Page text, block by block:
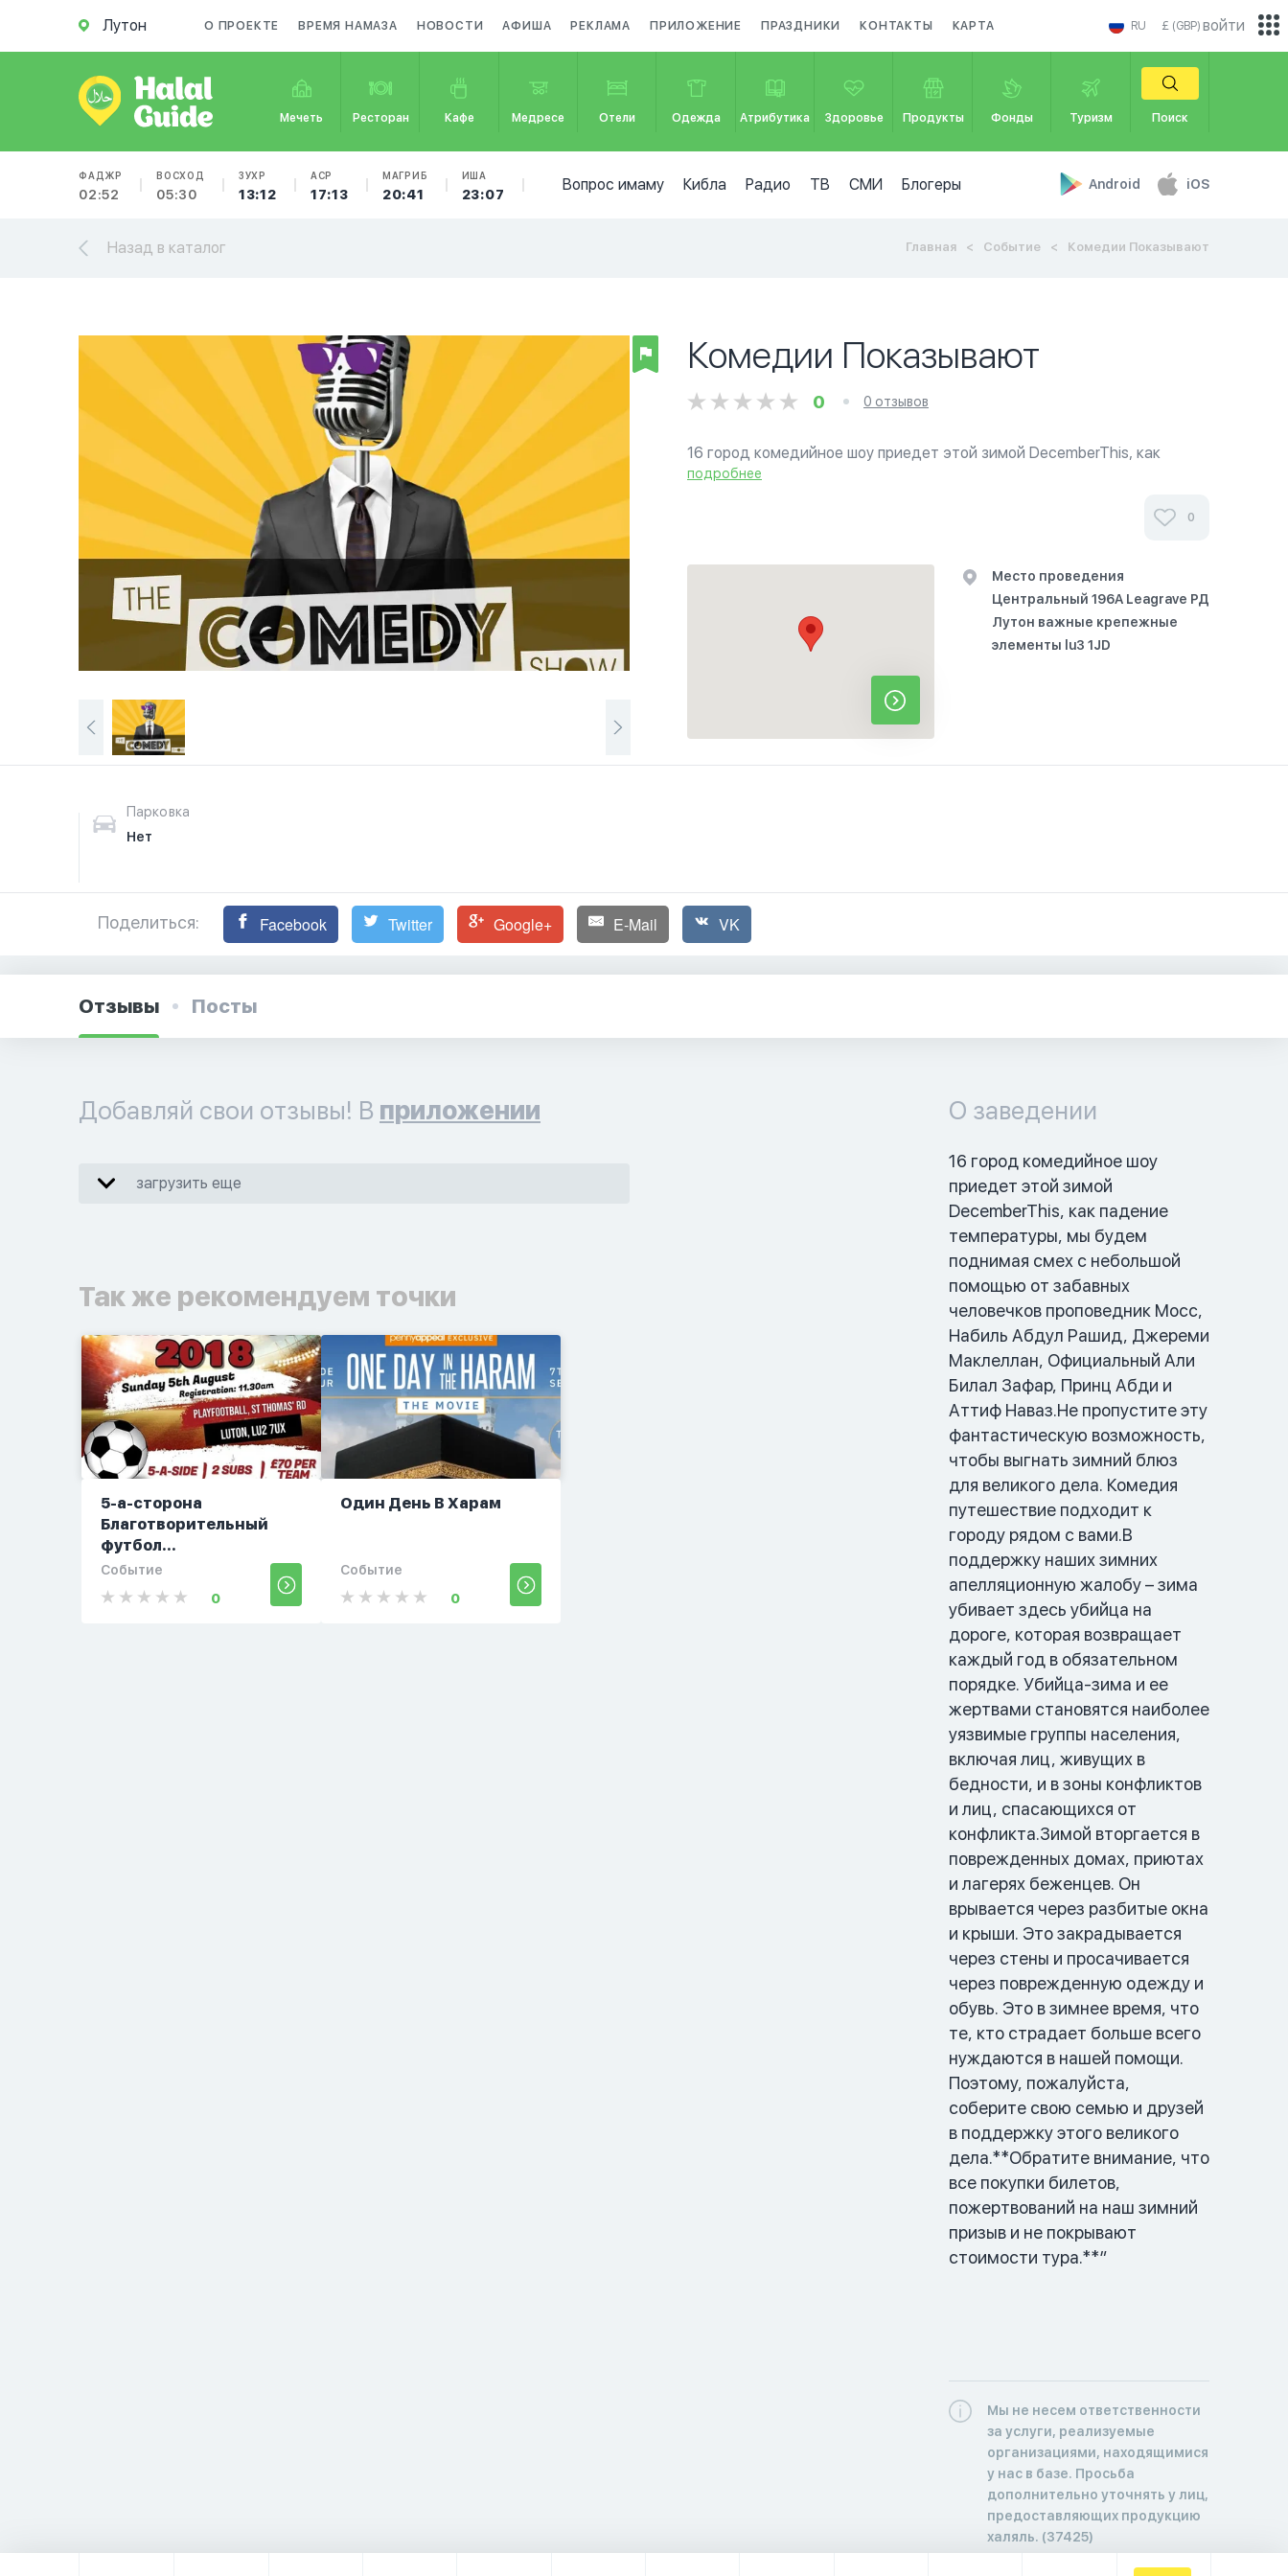
Лутон О ПРОЕКТЕ ВРЕМЯ НАМАЗА НОВОСТИ АФИША РЕКЛАМА ПРИЛОЖЕНИЕ ПРАЗДНИКИ КОНТАКТЫ КАРТА RU £ (GBP)
Мечеть Ресторан Кафе Медресе Отели Одежда Атрибутика Здоровье Продукты Фонды Туризм Поиск
ФАДЖР
02:52
ВОСХОД
05:30
ЗУХР
13:12
АСР
17:13
МАГРИБ
20:41
ИША
23:07
Вопрос имаму Кибла Радио ТВ СМИ Блогеры Android iOS
войти
Назад в каталог Главная Событие Комедии Показывают
Комедии Показывают
0 0 отзывов
16 город комедийное шоу приедет этой зимой DecemberThis, как
падение температуры, мы будем поднимая смех с небольшой помощью
подробнее
0
Место проведения
Центральный 196A Leagrave РД
Лутон важные крепежные
элементы lu3 1JD
Парковка
Нет
Поделиться: Facebook Twitter Google+ E-Mail VK
Отзывы Посты
Добавляй свои отзывы! В приложении
загрузить еще
Так же рекомендуем точки
5-а-сторона
Благотворительный
футбол...
Событие
0
Один День В Харам
Событие
0
О заведении
16 город комедийное шоу
приедет этой зимой
DecemberThis, как падение
температуры, мы будем
поднимая смех с небольшой
помощью от забавных
человечков проповедник Мосс,
Набиль Абдул Рашид, Джереми
Маклеллан, Официальный Али
Билал Зафар, Принц Абди и
Аттиф Наваз.Не пропустите эту
фантастическую возможность,
чтобы выгнать зимний блюз
для великого дела. Комедия
путешествие подходит к
городу рядом с вами.В
поддержку наших зимних
апелляционную жалобу – зима
убивает здесь убийца на
дороге, которая возвращает
каждый год в обязательном
порядке. Убийца-зима и ее
жертвами становятся наиболее
уязвимые группы населения,
включая лиц, живущих в
бедности, и в зоны конфликтов
и лиц, спасающихся от
конфликта.Зимой вторгается в
поврежденных домах, приютах
и лагерях беженцев. Он
врывается через разбитые окна
и крыши. Это закрадывается
через стены и просачивается
через поврежденную одежду и
обувь. Это в зимнее время, что
те, кто страдает больше всего
нуждаются в нашей помощи.
Поэтому, пожалуйста,
соберите свою семью и друзей
в поддержку этого великого
дела.**Обратите внимание, что
все покупки билетов,
пожертвований на наш зимний
призыв и не покрывают
стоимости тура.**”
Мы не несем ответственности
за услуги, реализуемые
организациями, находящимися
у нас в базе. Просьба
дополнительно уточнять у лиц,
предоставляющих продукцию
халяль. (37425)